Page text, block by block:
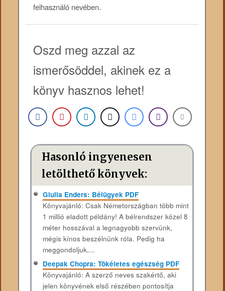
felhasználó nevében.
Oszd meg azzal az
ismerősöddel, akinek ez a
könyv hasznos lehet!
Hasonló ingyenesen
letölthető könyvek:
Giulia Enders: Bélügyek PDF
Könyvajánló: Csak Németországban több mint
1 millió eladott példány! A bélrendszer közel 8
méter hosszával a legnagyobb szervünk,
mégis kínos beszélnünk róla. Pedig ha
meggondoljuk,...
Deepak Chopra: Tökéletes egészség PDF
Könyvajánló: A szerző neves szakértő, aki
jelen könyvének első részében pontosítja